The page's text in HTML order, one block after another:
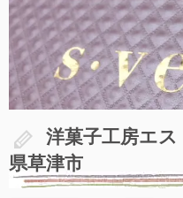
洋菓子工房エ
県草津市